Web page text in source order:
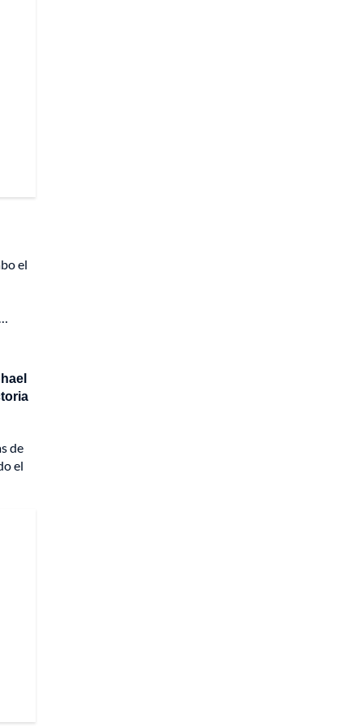
el
de
el